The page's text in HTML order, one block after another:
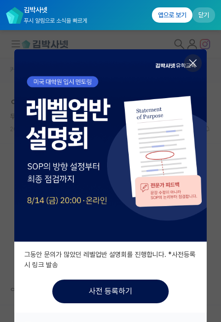
김박사넷
푸시 알림으로 소식을 빠르게
앱으로 보기 닫기
대학원생 모집
국내대학원 정보
연구실&오픈랩
커뮤니티
커뮤니티 홈
전체글보기
베스트 게시판
자유 게시판(아무개랩)
미국 유학 게시판
미국 대학원 합격 후기 게시판
대학원생 모집 게시판
커뮤니티 홈
ㅇㅇㅇ
무서운 쇠렌 키르케고르
2026.05.04 0 308
ㅇㅇㅇ
그동안 문의가 많았던 레벨업반 설명회를 진행합니다. *사전등록
시 링크 발송
사전 등록하기